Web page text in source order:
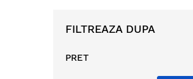
FILTREAZA DUPA
PRET